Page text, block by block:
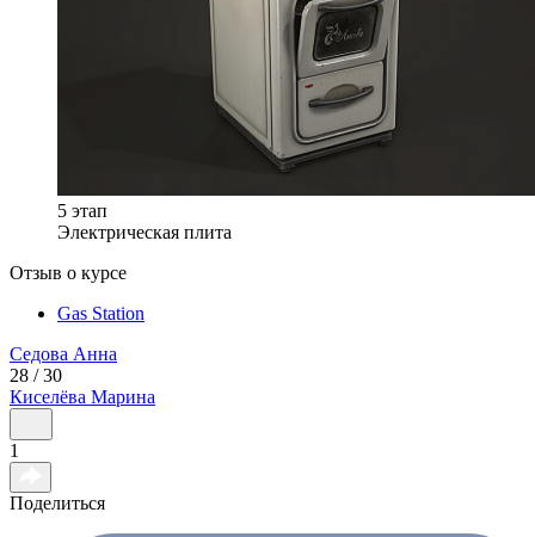
5 этап
Электрическая плита
Отзыв о курсе
Gas Station
Седова Анна
28 / 30
Киселёва Марина
1
Поделиться